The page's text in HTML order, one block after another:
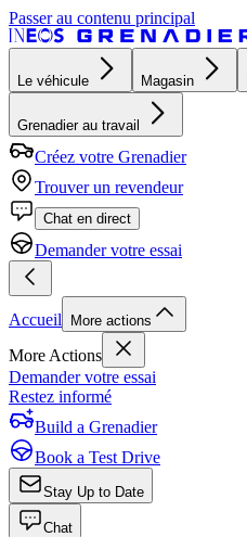
Passer au contenu principal
Le véhicule Magasin
Grenadier au travail
Créez votre Grenadier
Trouver un revendeur
Chat en direct
Demander votre essai
Accueil More actions
More Actions
Demander votre essai
Restez informé
Build a Grenadier
Book a Test Drive
Stay Up to Date
Chat